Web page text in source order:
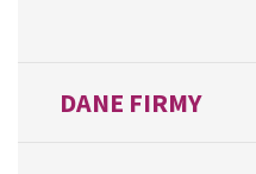
DANE FIRMY